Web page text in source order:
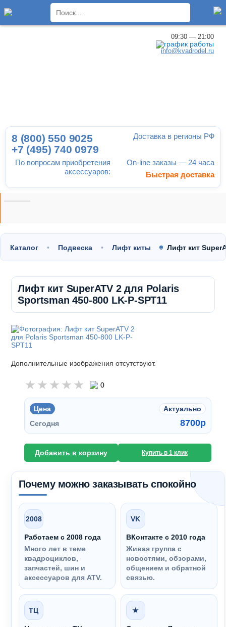
09:30 — 21:00
info@kvadrodel.ru
По вопросам приобретения
аксессуаров:
8 (800) 550 9025
+7 (495) 740 0979
Доставка в регионы РФ
On-line заказы — 24 часа
Быстрая доставка
Каталог Подвеска Лифт киты Лифт кит
Лифт кит SuperATV 2 для Polaris
Sportsman 450-800 LK-P-SPT11
Дополнительные изображения отсутствуют.
0
Цена
Актуально
Сегодня
8700p
Добавить в корзину Купить в 1 клик
Почему можно заказывать спокойно
2008
Работаем с 2008 года
Много лет в теме
квадроциклов,
запчастей, шин и
аксессуаров для ATV.
VK
ВКонтакте с 2010 года
Живая группа с
новостями, обзорами,
общением и обратной
связью.
ТЦ ★
×